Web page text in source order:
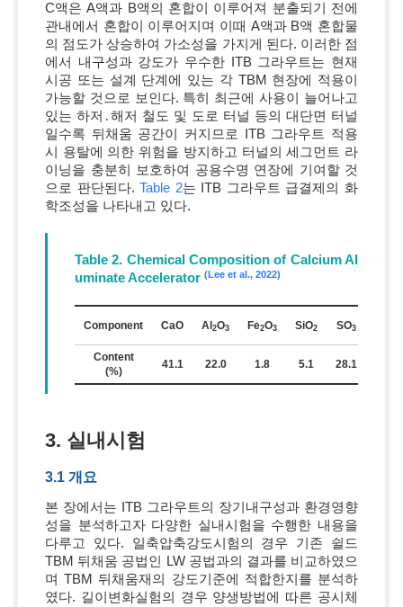
C액은 A액과 B액의 혼합이 이루어져 분출되기 전에
관내에서 혼합이 이루어지며 이때 A액과 B액 혼합물
의 점도가 상승하여 가소성을 가지게 된다. 이러한 점
에서 내구성과 강도가 우수한 ITB 그라우트는 현재
시공 또는 설계 단계에 있는 각 TBM 현장에 적용이
가능할 것으로 보인다. 특히 최근에 사용이 늘어나고
있는 하저․해저 철도 및 도로 터널 등의 대단면 터널
일수록 뒤채움 공간이 커지므로 ITB 그라우트 적용
시 용탈에 의한 위험을 방지하고 터널의 세그먼트 라
이닝을 충분히 보호하여 공용수명 연장에 기여할 것
으로 판단된다.Table 2는 ITB 그라우트 급결제의 화
학조성을 나타내고 있다.
Table 2. Chemical Composition of Calcium Al
uminate Accelerator (Lee et al., 2022)
Component CaO Al 2O3 Fe2O3 SiO2 SO3
Content
(%)
41.1 22.0 1.8 5.1 28.1
3. 실내시험
3.1 개요
본 장에서는 ITB 그라우트의 장기내구성과 환경영향
성을 분석하고자 다양한 실내시험을 수행한 내용을
다루고 있다. 일축압축강도시험의 경우 기존 쉴드
TBM 뒤채움 공법인 LW 공법과의 결과를 비교하였으
며 TBM 뒤채움재의 강도기준에 적합한지를 분석하
였다. 길이변화실험의 경우 양생방법에 따른 공시체